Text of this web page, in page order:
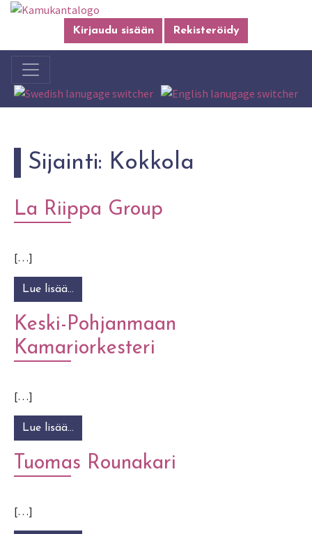
Kirjaudu sisään Rekisteröidy
Sijainti: Kokkola
La Riippa Group
[…]
Lue lisää…
Keski-Pohjanmaan
Kamariorkesteri
[…]
Lue lisää…
Tuomas Rounakari
[…]